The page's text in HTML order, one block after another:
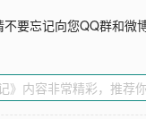
要忘记向您QQ群和微